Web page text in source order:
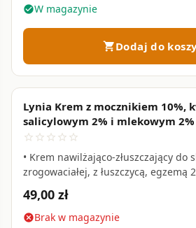
check_circleW magazynie
shopping_cartDodaj do
Lynia Krem z mocznikiem 10%,
salicylowym 2% i mlekowym 2%
star_border star_border star_border star_border star_border
• Krem nawilżająco-złuszczający do
zrogowaciałej, z łuszczycą, egzemą
49,00 zł
cancelBrak w magazynie